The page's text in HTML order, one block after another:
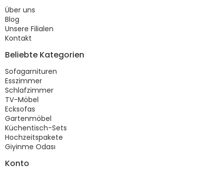
Über uns
Blog
Unsere Filialen
Kontakt
Beliebte Kategorien
Sofagarnituren
Esszimmer
Schlafzimmer
TV-Möbel
Ecksofas
Gartenmöbel
Küchentisch-Sets
Hochzeitspakete
Giyinme Odası
Konto